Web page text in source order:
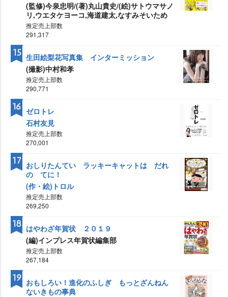
(監修)今泉忠明/(著)丸山貴史/(絵)サトウマサノ
リ,ウエタケヨーコ,海道建太,なすみそいため
推定売上部数
291,317
生田絵梨花写真集 インターミッション
(撮影)中村和孝
推定売上部数
290,771
15
ゼロトレ
石村友見
推定売上部数
270,001
16
おしりたんてい ラッキーキャットは だれ
の てに！
(作・絵)トロル
推定売上部数
269,250
17
はやわざ年賀状 ２０１９
(編)インプレス年賀状編集部
推定売上部数
267,184
18
おもしろい！進化のふしぎ もっとざんねん
ないきもの事典
19